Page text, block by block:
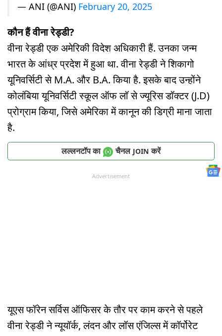
— ANI (@ANI) February 20, 2025
कौन हैं वीना रेड्डी?
वीना रेड्डी एक अमेरिकी विदेश अधिकारी हैं. उनका जन्म
भारत के आंध्र प्रदेश में हुआ था. वीना रेड्डी ने शिकागो
यूनिवर्सिटी से M.A. और B.A. किया है. इसके बाद उन्होंने
कोलंबिया यूनिवर्सिटी स्कूल ऑफ लॉ से ज्यूरिस डॉक्टर (J.D)
प्रोग्राम किया, जिसे अमेरिका में कानून की डिग्री माना जाता
है.
लल्लनटॉप का चैनल JOIN करें
Advertisement
यूएस फॉरेन सर्विस ऑफिसर के तौर पर काम करने से पहले
वीना रेड्डी ने न्यूयॉर्क, लंदन और लॉस एंजिल्स में कॉर्पोरेट